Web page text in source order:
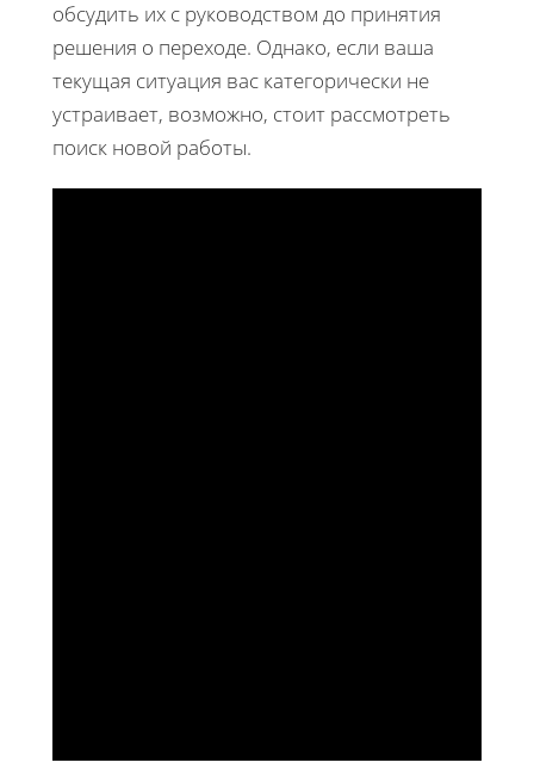
обсудить их с руководством до принятия
решения о переходе. Однако, если ваша
текущая ситуация вас категорически не
устраивает, возможно, стоит рассмотреть
поиск новой работы.